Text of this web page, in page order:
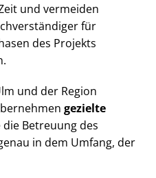
und vermeiden
für
des Projekts
und der Region
gezielte
die Betreuung des
in dem Umfang, der